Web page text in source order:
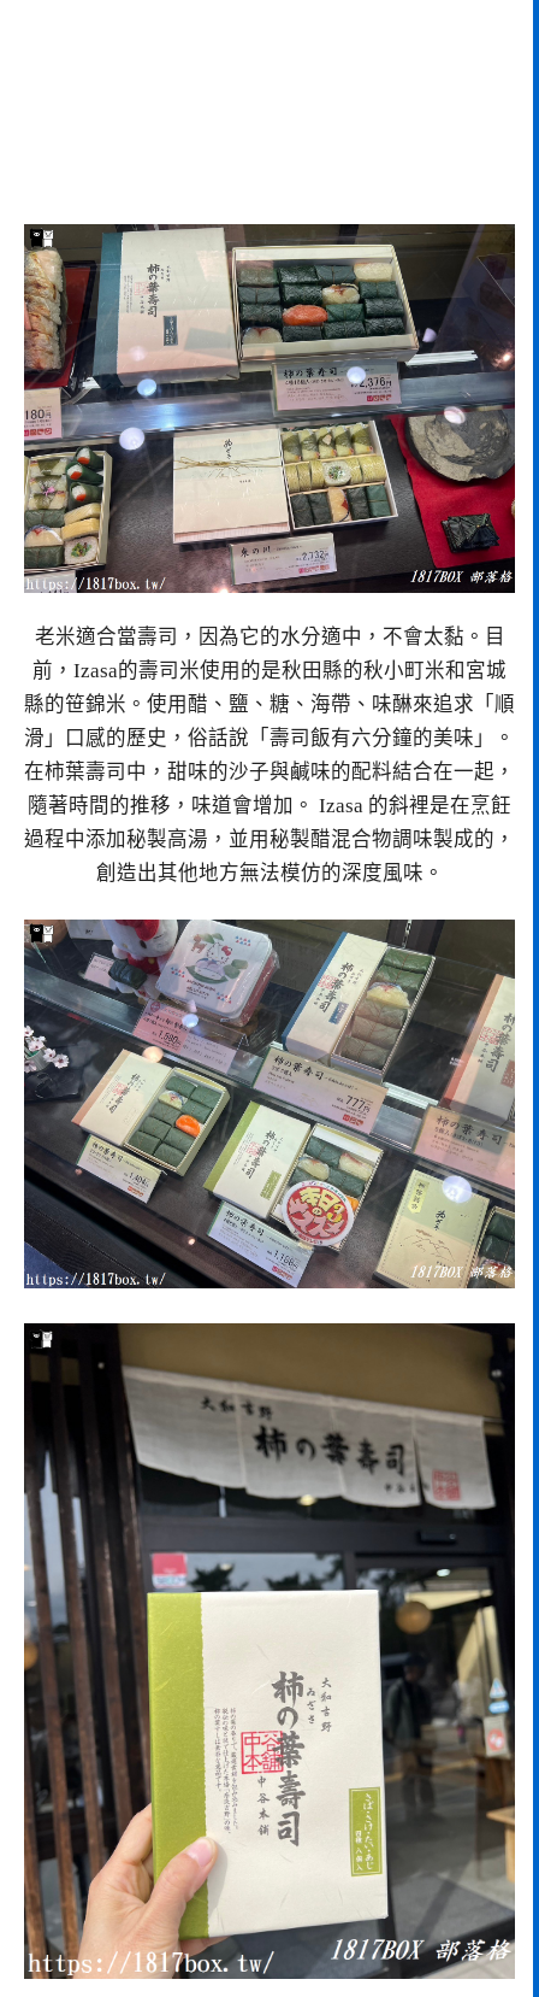
老米適合當壽司，因為它的水分適中，不會太黏。目
前，Izasa的壽司米使用的是秋田縣的秋小町米和宮城
縣的笹錦米。使用醋、鹽、糖、海帶、味醂來追求「順
滑」口感的歷史，俗話說「壽司飯有六分鐘的美味」。
在柿葉壽司中，甜味的沙子與鹹味的配料結合在一起，
隨著時間的推移，味道會增加。 Izasa 的斜裡是在烹飪
過程中添加秘製高湯，並用秘製醋混合物調味製成的，
創造出其他地方無法模仿的深度風味。